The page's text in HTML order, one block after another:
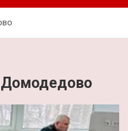
Домодедово